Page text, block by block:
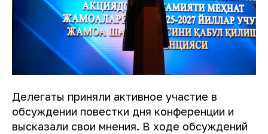
Делегаты приняли активное участие в
обсуждении повестки дня конференции и
высказали свои мнения. В ходе обсуждений